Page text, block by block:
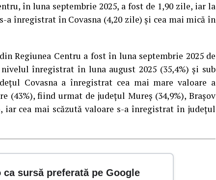
în luna septembrie 2025, a fost de 1,90 zile, iar la
a înregistrat în Covasna (4,20 zile) și cea mai mică în
Regiunea Centru a fost în luna septembrie 2025 de
înregistrat în luna august 2025 (35,4%) și sub
Covasna a înregistrat cea mai mare valoare a
(43%), fiind urmat de județul Mureș (34,9%), Brașov
iar cea mai scăzută valoare s-a înregistrat în județul
sursă preferată pe Google